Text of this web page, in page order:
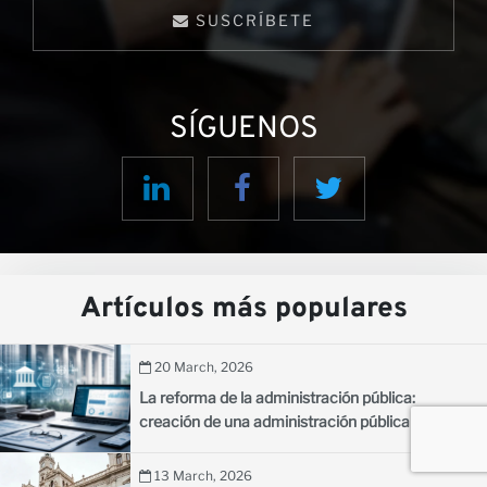
SUSCRÍBETE
SÍGUENOS
Artículos más populares
20 March, 2026
La reforma de la administración pública:
creación de una administración pública eficiente
13 March, 2026